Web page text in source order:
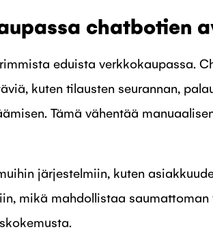
chatbotien
eduista verkkokaupassa.
kuten tilausten seurannan,
Tämä vähentää
järjestelmiin, kuten
mikä mahdollistaa